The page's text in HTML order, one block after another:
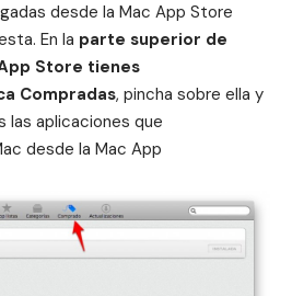
desde la Mac App Store
En la parte superior de
Store tienes
Compradas, pincha sobre ella y
las aplicaciones que
desde la Mac App